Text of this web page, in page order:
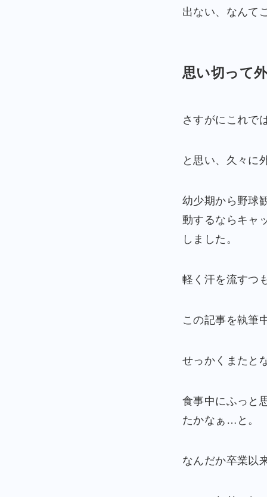
出ない、なんて
思い切って
さすがにこれで
と思い、久々に
幼少期から野球
動するならキャ
しました。
軽く汗を流すつ
この記事を執筆
せっかくまたと
食事中にふっと
たかなぁ…と。
なんだか卒業以